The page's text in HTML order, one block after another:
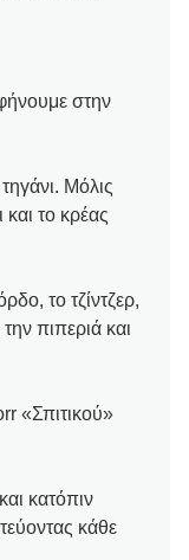
στην
Μόλις
το κρέας
το τζίντζερ,
πιπεριά και
«Σπιτικού»
κατόπιν
κάθε